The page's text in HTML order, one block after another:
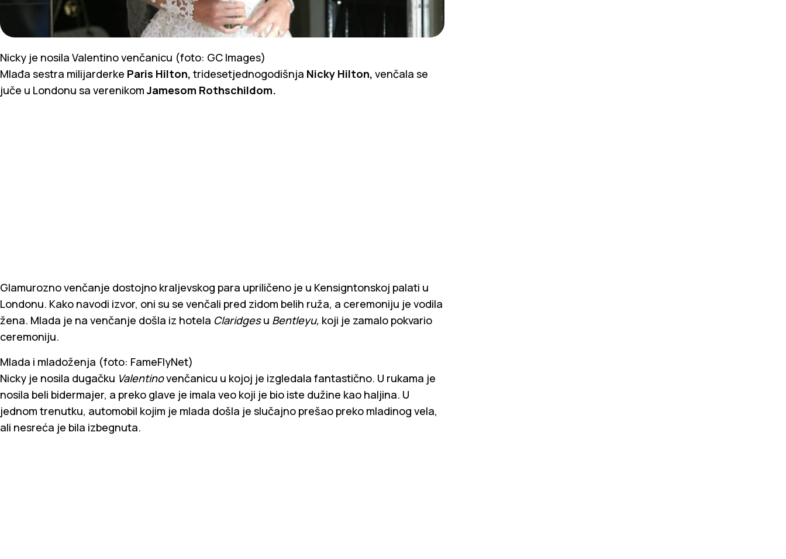
Nicky je nosila Valentino venčanicu (foto: GC Images)
Mlađa sestra milijarderke Paris Hilton, tridesetjednogodišnja Nicky Hilton, venčala se
juče u Londonu sa verenikomJamesom Rothschildom.
Glamurozno venčanje dostojno kraljevskog para upriličeno je u Kensigntonskoj palati u
Londonu. Kako navodi izvor, oni su se venčali pred zidom belih ruža, a ceremoniju je vodila
žena. Mlada je na venčanje došla iz hotela Claridgesu Bentleyu, koji je zamalo pokvario
ceremoniju.
Mlada i mladoženja (foto: FameFlyNet)
Nicky je nosila dugačku Valentinovenčanicu u kojoj je izgledala fantastično. U rukama je
nosila beli bidermajer, a preko glave je imala veo koji je bio iste dužine kao haljina. U
jednom trenutku, automobil kojim je mlada došla je slučajno prešao preko mladinog vela,
ali nesreća je bila izbegnuta.